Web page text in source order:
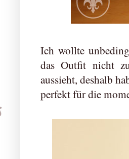
Ich wollte
das Outfit nicht
aussieht, deshalb
perfekt für die